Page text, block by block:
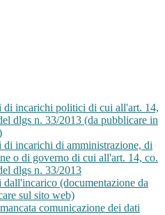
di incarichi politici di cui all'art. 14,
dlgs n. 33/2013 (da pubblicare in
di incarichi di amministrazione, di
o di governo di cui all'art. 14, co.
dlgs n. 33/2013
dall'incarico (documentazione da
sul sito web)
comunicazione dei dati